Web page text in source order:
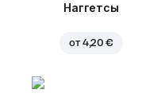
Наггетсы
от 4,20 €